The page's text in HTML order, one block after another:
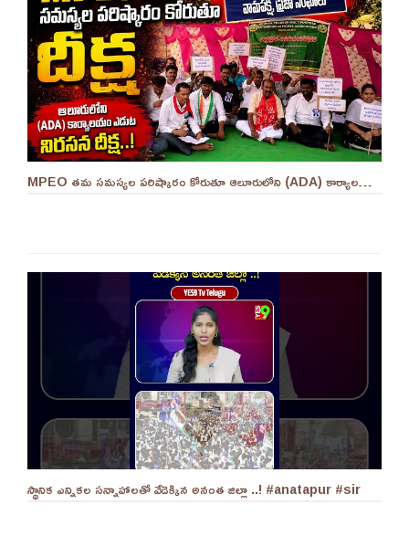
MPEO తమ సమస్యల పరిష్కారం కోరుతూ ఆలూరులోని (ADA) కార్యాలయం ఎదుట దీక్ష ||YES 9TV #kurnool
స్థానిక ఎన్నికల సన్నాహాలతో వేడెక్కిన అనంత జిల్లా ..! #anatapur #sir